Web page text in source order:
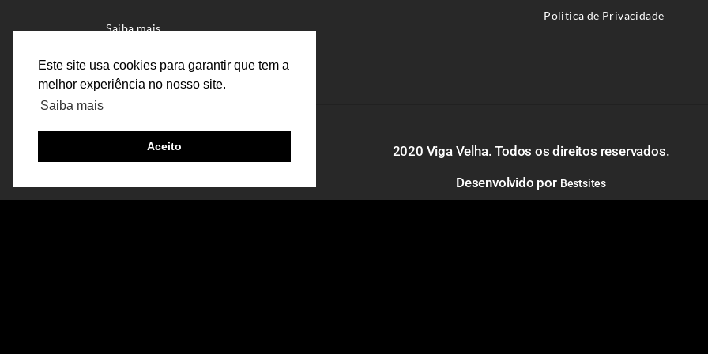
Este site usa cookies para garantir que tem a
melhor experiência no nosso site.
Saiba mais
Aceito
Saiba mais
Politica de Privacidade
2020 Viga Velha. Todos os direitos reservados.
Desenvolvido por Bestsites